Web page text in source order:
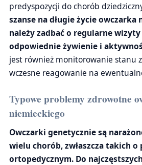
predyspozycji do chorób
szanse na długie życie owczarka
należy zadbać o regularne wizyty
odpowiednie żywienie i
jest również monitorowanie stanu
wczesne reagowanie na
Typowe problemy zdrowotne
niemieckiego
Owczarki genetycznie są
wielu chorób, zwłaszcza takich o
ortopedycznym. Do